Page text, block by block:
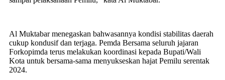
Al Muktabar menegaskan bahwasannya kondisi stabilitas daerah
cukup kondusif dan terjaga. Pemda Bersama seluruh jajaran
Forkopimda terus melakukan koordinasi kepada Bupati/Wali
Kota untuk bersama-sama menyukseskan hajat Pemilu serentak
2024.